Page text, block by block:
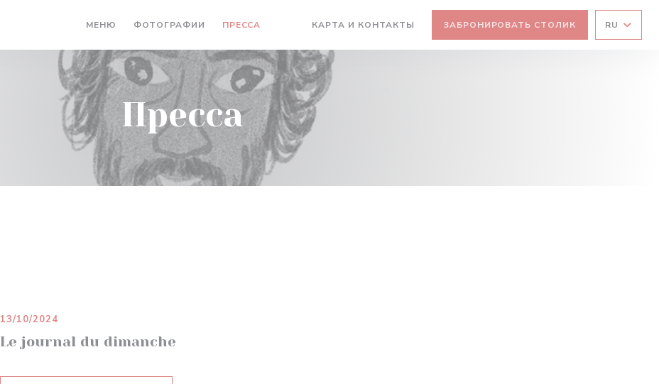
МЕНЮ ФОТОГРАФИИ ПРЕССА КАРТА И КОНТАКТЫ ЗАБРОНИРОВАТЬ СТОЛИК RU
Пресса
Le journal du dimanche
13/10/2024